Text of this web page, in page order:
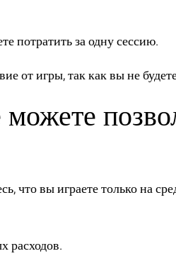
потратить за одну сессию.
от игры, так как вы не
что вы играете только на
расходов.